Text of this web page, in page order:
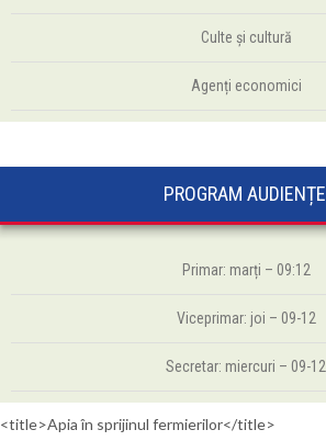
Culte şi cultură
Agenți economici
PROGRAM AUDIENȚE
Primar: marți – 09:12
Viceprimar: joi – 09-12
Secretar: miercuri – 09-12
<title>Apia în sprijinul fermierilor</title>